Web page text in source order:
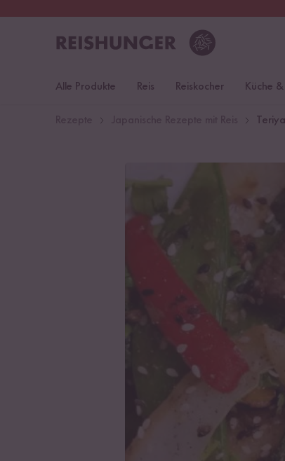
Alle Produkte Reis Reiskocher Küche